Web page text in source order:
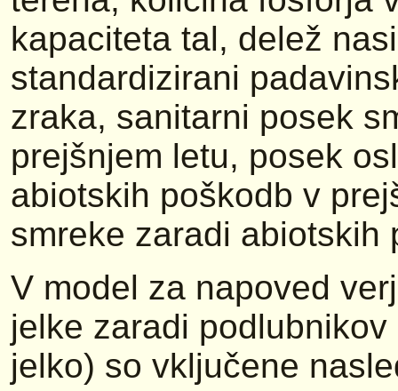
kapaciteta tal, delež
standardizirani
zraka, sanitarni posek
prejšnjem letu, posek
abiotskih poškodb v
smreke zaradi abiotskih
V model za napoved
jelke zaradi
jelko) so vključene